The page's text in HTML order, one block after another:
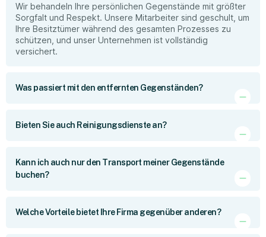
Wir behandeln Ihre persönlichen Gegenstände mit größter
Sorgfalt und Respekt. Unsere Mitarbeiter sind geschult, um
Ihre Besitztümer während des gesamten Prozesses zu
schützen, und unser Unternehmen ist vollständig
versichert.
Was passiert mit den entfernten Gegenständen?
Bieten Sie auch Reinigungsdienste an?
Kann ich auch nur den Transport meiner Gegenstände
buchen?
Welche Vorteile bietet Ihre Firma gegenüber anderen?